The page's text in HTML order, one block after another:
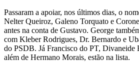
Passaram a apoiar, nos últimos dias, o
Nelter Queiroz, Galeno Torquato e
antes na conta de Gustavo. George
com Kleber Rodrigues, Dr. Bernardo e
do PSDB. Já Francisco do PT, Divaneide
além de Hermano Morais, estão na lista.